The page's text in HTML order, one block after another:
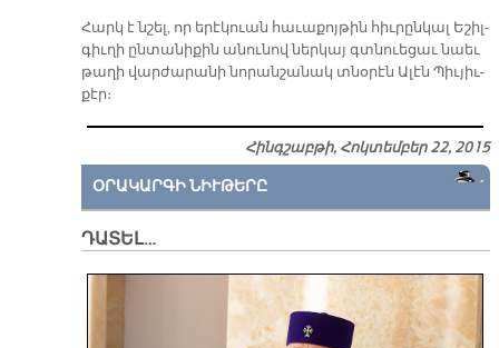
Հարկ է նշել, որ ե­րէ­կուան հա­ւա­քոյ­թին հիւ­րըն­կալ Ե­շիլ­
գիւ­ղի ըն­տա­նի­քին ա­նու­նով ներ­կայ գտնուե­ցաւ նաեւ
թա­ղի վար­ժա­րա­նի նո­րան­շա­նակ տնօ­րէն Ա­լէն Պիւ­յիւ­
քէր։
Հինգշաբթի, Հոկտեմբեր 22, 2015
ՕՐԱԿԱՐԳԻ ՆԻՒԹԵՐԸ
ԴԱՏԵԼ…